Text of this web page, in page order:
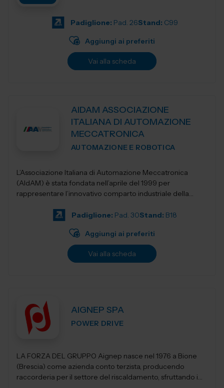
Padiglione: Pad. 26Stand: C99
Aggiungi ai preferiti
Vai alla scheda
AIDAM ASSOCIAZIONE
ITALIANA DI AUTOMAZIONE
MECCATRONICA
AUTOMAZIONE E ROBOTICA
L’Associazione Italiana di Automazione Meccatronica
(AIdAM) è stata fondata nell’aprile del 1999 per
rappresentare l’innovativo comparto industriale della
Padiglione: Pad. 30Stand: B18
Aggiungi ai preferiti
Vai alla scheda
AIGNEP SPA
POWER DRIVE
LA FORZA DEL GRUPPO Aignep nasce nel 1976 a Bione
(Brescia) come azienda conto terzista, producendo
raccorderia per il settore del riscaldamento, sfruttando i